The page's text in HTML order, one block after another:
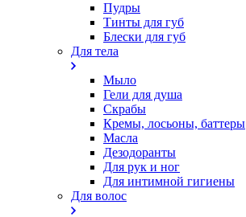
Пудры
Тинты для губ
Блески для губ
Для тела
Мыло
Гели для душа
Скрабы
Кремы, лосьоны, баттеры
Масла
Дезодоранты
Для рук и ног
Для интимной гигиены
Для волос